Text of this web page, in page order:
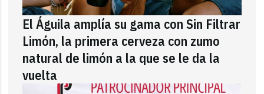
El Águila amplía su gama con Sin Filtrar
Limón, la primera cerveza con zumo
natural de limón a la que se le da la
vuelta